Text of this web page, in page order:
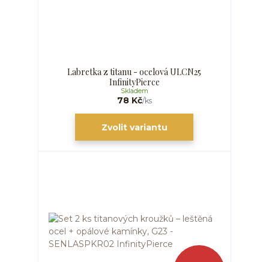
Labretka z titanu - ocelová ULCN25
InfinityPierce
78 Kč/ks
Skladem
Zvolit variantu